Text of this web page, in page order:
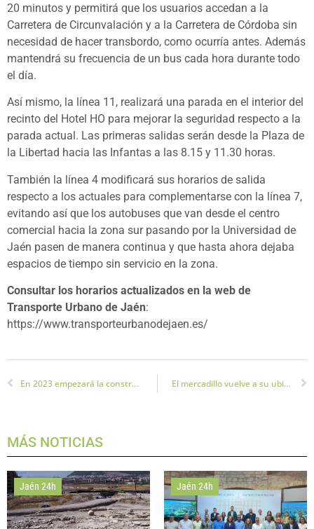
20 minutos y permitirá que los usuarios accedan a la
Carretera de Circunvalación y a la Carretera de Córdoba sin
necesidad de hacer transbordo, como ocurría antes. Además
mantendrá su frecuencia de un bus cada hora durante todo
el día.
Así mismo, la línea 11, realizará una parada en el interior del
recinto del Hotel HO para mejorar la seguridad respecto a la
parada actual. Las primeras salidas serán desde la Plaza de
la Libertad hacia las Infantas a las 8.15 y 11.30 horas.
También la línea 4 modificará sus horarios de salida
respecto a los actuales para complementarse con la línea 7,
evitando así que los autobuses que van desde el centro
comercial hacia la zona sur pasando por la Universidad de
Jaén pasen de manera continua y que hasta ahora dejaba
espacios de tiempo sin servicio en la zona.
Consultar los horarios actualizados en la web de
Transporte Urbano de Jaén:
https://www.transporteurbanodejaen.es/
En 2023 empezará la construcción de un nuevo hospital en Jaén El mercadillo vuelve a su ubicación habitual
MÁS NOTICIAS
Jaén 24h Jaén 24h